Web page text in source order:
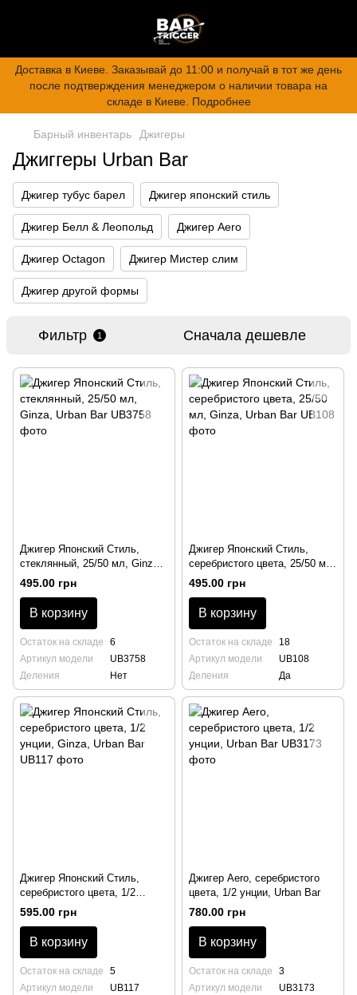
Доставка в Киеве. Заказывай до 11:00 и получай в тот же день
после подтверждения менеджером о наличии товара на
складе в Киеве. Подробнее
Барный инвентарь Джигеры
Джиггеры Urban Bar
Джигер тубус барел Джигер японский стиль
Джигер Белл & Леопольд Джигер Aero
Джигер Octagon Джигер Мистер слим
Джигер другой формы
Фильтр 1 Сначала дешевле
Джигер Японский Стиль,
стеклянный, 25/50 мл, Ginza,
Urban Bar
495.00 грн
В корзину
Остаток на складе
6
Артикул модели
UB3758
Деления
Нет
Джигер Японский Стиль,
серебристого цвета, 25/50 мл,
Ginza, Urban Bar
495.00 грн
В корзину
Остаток на складе
18
Артикул модели
UB108
Деления
Да
Джигер Японский Стиль,
серебристого цвета, 1/2
унции, Ginza, Urban Bar
595.00 грн
В корзину
Остаток на складе
5
Артикул модели
UB117
Джигер Aero, серебристого
цвета, 1/2 унции, Urban Bar
780.00 грн
В корзину
Остаток на складе
3
Артикул модели
UB3173